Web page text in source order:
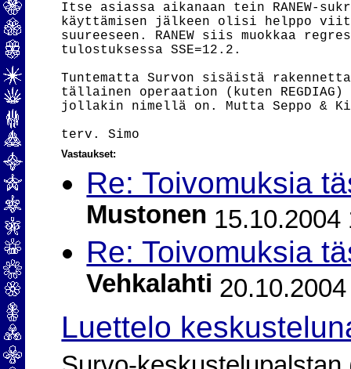
Itse asiassa aikanaan tein RANEW-
käyttämisen jälkeen olisi helppo
suureeseen. RANEW siis muokkaa
tulostuksessa SSE=12.2.
Tuntematta Survon sisäistä
tällainen operaation (kuten
jollakin nimellä on. Mutta Seppo &
Vastaukset:
Re: Toivomuksia
Mustonen 15.10.2004
Re: Toivomuksia
Vehkalahti
Luettelo